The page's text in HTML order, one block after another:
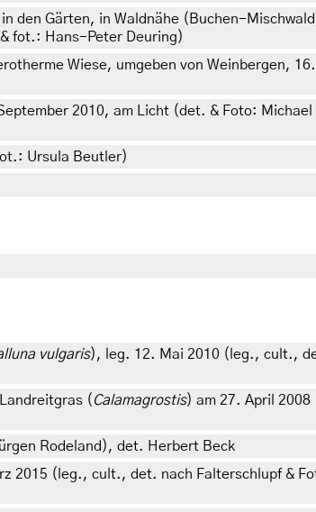
den Gärten, in Waldnähe (Buchen-
fot.: Hans-Peter Deuring)
Wiese, umgeben von Weinbergen, 16.
2010, am Licht (det. & Foto: Michael
Ursula Beutler)
vulgaris), leg. 12. Mai 2010 (leg., cult.,
( Calamagrostis) am 27. April 2008
Rodeland), det. Herbert Beck
2015 (leg., cult., det. nach Falterschlupf &